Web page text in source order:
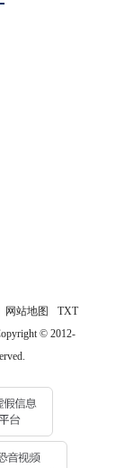
网站地图
TXT
© 2012-